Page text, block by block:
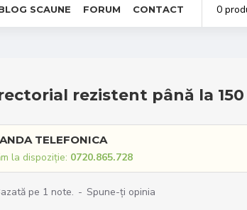
SCAUNE FORUM CONTACT 0
rezistent până la 150
TELEFONICA
la dispoziție: 0720.865.728
pe 1 note. - Spune-ţi opinia